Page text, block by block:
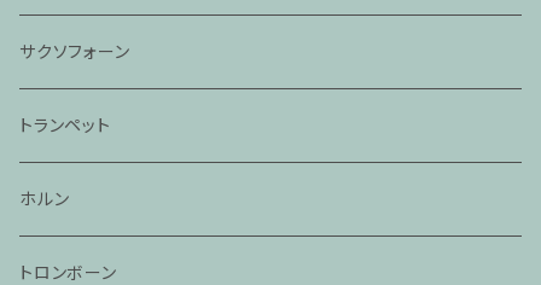
サクソフォーン
トランペット
ホルン
トロンボーン